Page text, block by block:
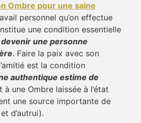
Ombre pour une saine
personnel qu’on effectue
une condition essentielle
devenir une personne
. Faire la paix avec son
est la condition
authentique estime de
une Ombre laissée à l’état
une source importante de
d’autrui).